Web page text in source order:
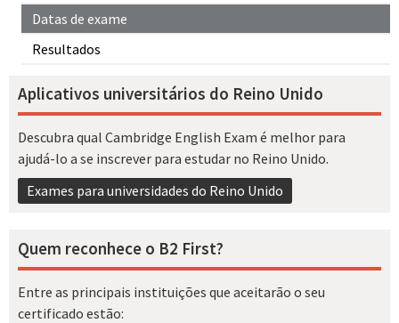
Datas de exame
Resultados
Aplicativos universitários do Reino Unido
Descubra qual Cambridge English Exam é melhor para
ajudá-lo a se inscrever para estudar no Reino Unido.
Exames para universidades do Reino Unido
Quem reconhece o B2 First?
Entre as principais instituições que aceitarão o seu
certificado estão: